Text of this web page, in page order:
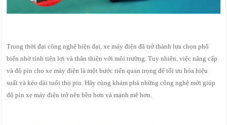
Trong thời đại công nghệ hiện đại, xe máy điện đã trở thành lựa chọn phổ
biến nhờ tính tiện lợi và thân thiện với môi trường. Tuy nhiên, việc nâng cấp
và độ pin cho xe máy điện là một bước tiến quan trọng để tối ưu hóa hiệu
suất và kéo dài tuổi thọ pin. Hãy cùng khám phá những công nghệ mới giúp
độ pin xe máy điện trở nên bền hơn và mạnh mẽ hơn.